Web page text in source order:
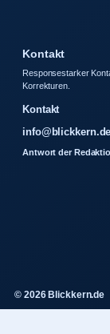
Kontakt
Responsestarker
Korrekturen.
Kontakt
info@blickkern.de
Antwort der
© 2026 Blickkern.de